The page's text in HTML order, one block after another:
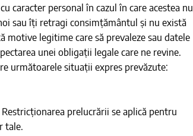
caracter personal în cazul în care acestea nu
sau îți retragi consimțământul și nu există
legitime care să prevaleze sau datele
unei obligații legale care ne revine.
următoarele situații expres prevăzute:
prelucrării se aplică pentru
tale.